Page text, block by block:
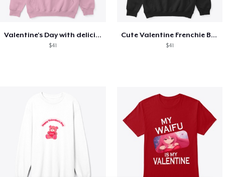
Valentine's Day with delicious food
$41
Cute Valentine Frenchie Bulldog
$41